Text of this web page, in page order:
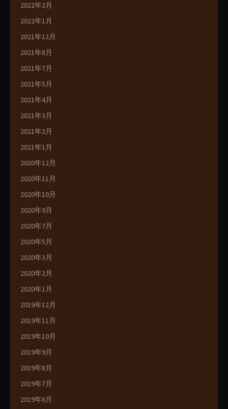
2022年2月
2022年1月
2021年12月
2021年8月
2021年7月
2021年5月
2021年4月
2021年3月
2021年2月
2021年1月
2020年12月
2020年11月
2020年10月
2020年9月
2020年7月
2020年5月
2020年3月
2020年2月
2020年1月
2019年12月
2019年11月
2019年10月
2019年9月
2019年8月
2019年7月
2019年6月